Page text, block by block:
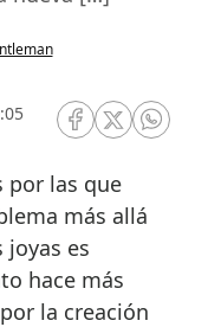
RRSS Facebook
RRSSRRSS
más allá
joyas es
hace más
la creación